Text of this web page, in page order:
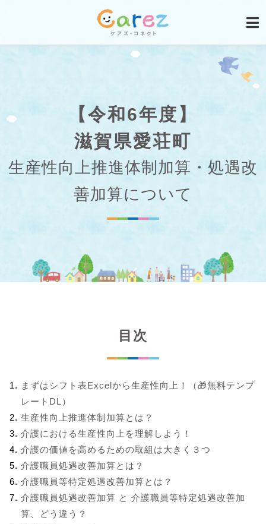
【令和6年度】
滋賀県愛荘町
生産性向上推進体制加算・処遇改
善加算について
目次
まずはシフト表Excelから生産性向上！（🎁無料テンプ
レートDL）
生産性向上推進体制加算とは？
介護における生産性向上を理解しよう！
介護の価値を高めるための取組は大きく３つ
介護職員処遇改善加算とは？
介護職員等特定処遇改善加算とは？
介護職員処遇改善加算 と 介護職員等特定処遇改善加
算、どう違う？